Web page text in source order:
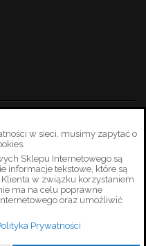
w sieci, musimy zapytać o
Sklepu Internetowego są
informacje tekstowe, które są
w związku korzystaniem
ma na celu poprawne
oraz umożliwić
Prywatności